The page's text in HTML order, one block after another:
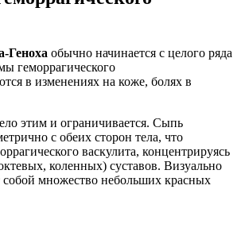
Геноха обычно начинается с целого ряда
геморрагического
в изменениях на коже, болях в
этим и ограничивается. Сыпь
с обеих сторон тела, что
васкулита, концентрируясь
коленных) суставов. Визуально
собой множество небольших красных